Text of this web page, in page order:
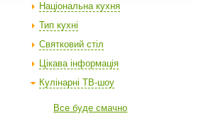
Національна кухня
Тип кухні
Святковий стіл
Цікава інформація
Кулінарні ТВ-шоу
Все буде смачно